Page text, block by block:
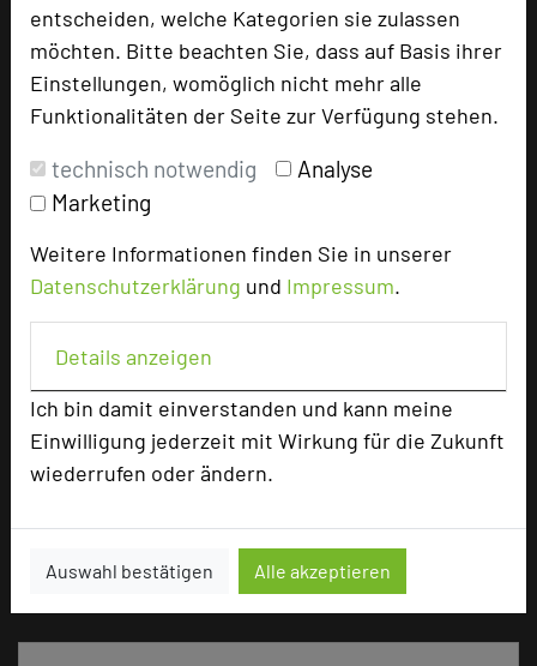
entscheiden, welche Kategorien sie zulassen
möchten. Bitte beachten Sie, dass auf Basis ihrer
Einstellungen, womöglich nicht mehr alle
Funktionalitäten der Seite zur Verfügung stehen.
technisch notwendig
Analyse
Marketing
Weitere Informationen finden Sie in unserer
Datenschutzerklärung und Impressum.
Details anzeigen
Ich bin damit einverstanden und kann meine
Einwilligung jederzeit mit Wirkung für die Zukunft
wiederrufen oder ändern.
Auswahl bestätigen Alle akzeptieren
Hoteldaten
Max. Tagungskapazität (Personen)
U-Form
Parlamentarisch
Reihenbestuhlung
Tagungsräume
Ausstellungsfläche
Doppelzimmer
Einzelzimmer
21
Seminar, Klausur, Event